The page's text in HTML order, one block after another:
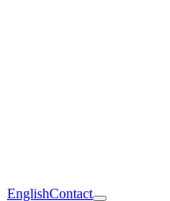
EnglishContact